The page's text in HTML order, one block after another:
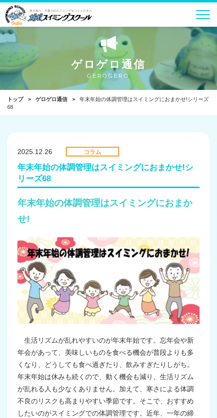
ゲロゲロ通信
GEROGERO
トップ ゲロゲロ通信
年末年始の体調管理はスイミングにおまかせ!シリーズ
68
2025.12.26 コラム
年末年始の体調管理はスイミングにおまかせ!シ
リーズ68
年末年始の体調管理はスイミングにおまか
せ!
生活リズムが乱れやすいのが年末年始です。忘年会や新
年会があって、美味しいものを食べる機会が普段よりも多
くなり、どうしても食べ過ぎたり、飲みすぎたりしがち。
年末年始は休みも続くので、動く機会も減り、生活リズム
が乱れる人も少なくありません。加えて、寒さによる体調
不良のリスクも高まりやすい季節です。そこで、おすすめ
したいのがスイミングでの体調管理です。近年、一年の締